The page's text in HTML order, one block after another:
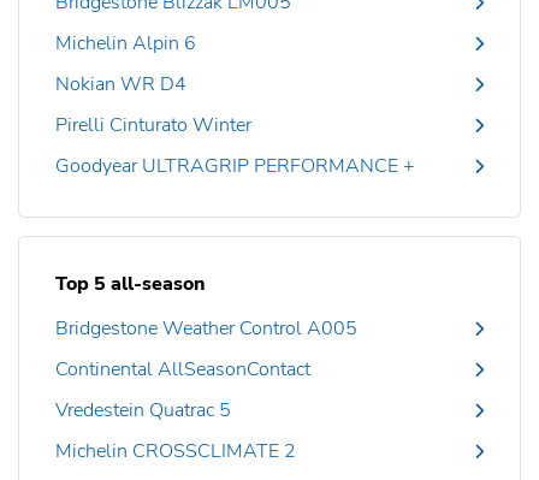
Michelin Alpin 6
Nokian WR D4
Pirelli Cinturato Winter
Goodyear ULTRAGRIP PERFORMANCE +
Top 5 all-season
Bridgestone Weather Control A005
Continental AllSeasonContact
Vredestein Quatrac 5
Michelin CROSSCLIMATE 2